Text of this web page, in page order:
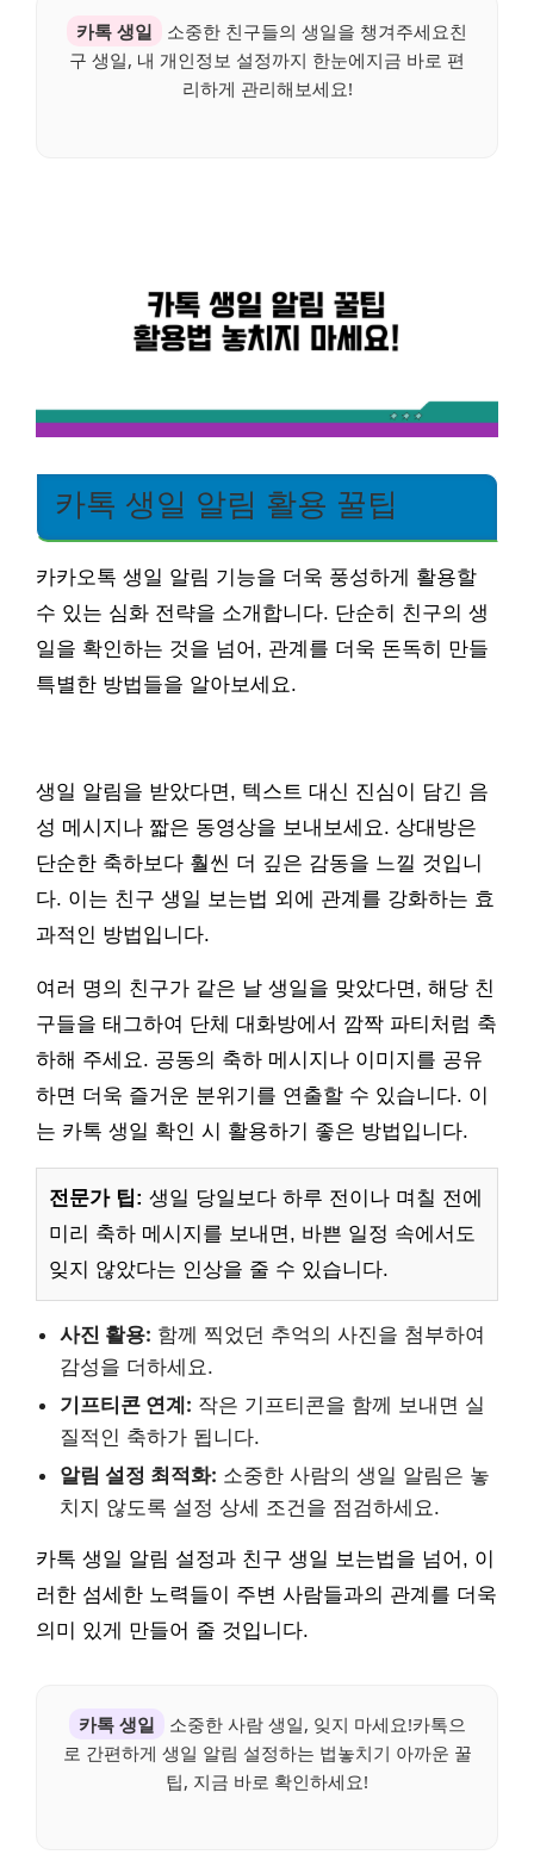
카톡 생일
소중한 친구들의 생일을 챙겨주세요친
구 생일, 내 개인정보 설정까지 한눈에지금 바로 편
리하게 관리해보세요!
카톡 생일 알림 활용 꿀팁
카카오톡 생일 알림 기능을 더욱 풍성하게 활용할
수 있는 심화 전략을 소개합니다. 단순히 친구의 생
일을 확인하는 것을 넘어, 관계를 더욱 돈독히 만들
특별한 방법들을 알아보세요.
생일 알림을 받았다면, 텍스트 대신 진심이 담긴 음
성 메시지나 짧은 동영상을 보내보세요. 상대방은
단순한 축하보다 훨씬 더 깊은 감동을 느낄 것입니
다. 이는 친구 생일 보는법 외에 관계를 강화하는 효
과적인 방법입니다.
여러 명의 친구가 같은 날 생일을 맞았다면, 해당 친
구들을 태그하여 단체 대화방에서 깜짝 파티처럼 축
하해 주세요. 공동의 축하 메시지나 이미지를 공유
하면 더욱 즐거운 분위기를 연출할 수 있습니다. 이
는 카톡 생일 확인 시 활용하기 좋은 방법입니다.
전문가 팁: 생일 당일보다 하루 전이나 며칠 전에
미리 축하 메시지를 보내면, 바쁜 일정 속에서도
잊지 않았다는 인상을 줄 수 있습니다.
사진 활용: 함께 찍었던 추억의 사진을 첨부하여
감성을 더하세요.
기프티콘 연계: 작은 기프티콘을 함께 보내면 실
질적인 축하가 됩니다.
알림 설정 최적화: 소중한 사람의 생일 알림은 놓
치지 않도록 설정 상세 조건을 점검하세요.
카톡 생일 알림 설정과 친구 생일 보는법을 넘어, 이
러한 섬세한 노력들이 주변 사람들과의 관계를 더욱
의미 있게 만들어 줄 것입니다.
카톡 생일
소중한 사람 생일, 잊지 마세요!카톡으
로 간편하게 생일 알림 설정하는 법놓치기 아까운 꿀
팁, 지금 바로 확인하세요!